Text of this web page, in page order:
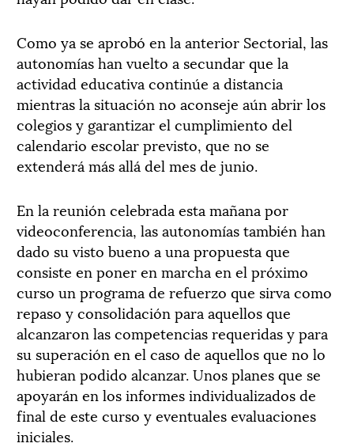
Como ya se aprobó en la anterior Sectorial, las
autonomías han vuelto a secundar que la
actividad educativa continúe a distancia
mientras la situación no aconseje aún abrir los
colegios y garantizar el cumplimiento del
calendario escolar previsto, que no se
extenderá más allá del mes de junio.
En la reunión celebrada esta mañana por
videoconferencia, las autonomías también han
dado su visto bueno a una propuesta que
consiste en poner en marcha en el próximo
curso un programa de refuerzo que sirva como
repaso y consolidación para aquellos que
alcanzaron las competencias requeridas y para
su superación en el caso de aquellos que no lo
hubieran podido alcanzar. Unos planes que se
apoyarán en los informes individualizados de
final de este curso y eventuales evaluaciones
iniciales.